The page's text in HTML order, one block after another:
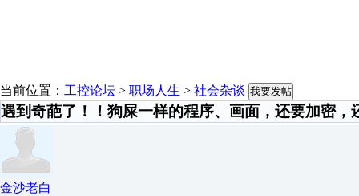
当前位置： 工控论坛 > 职场人生 > 社会杂谈 我要发帖
遇到奇葩了！！狗屎一样的程序、画面，还要加密，
金沙老白